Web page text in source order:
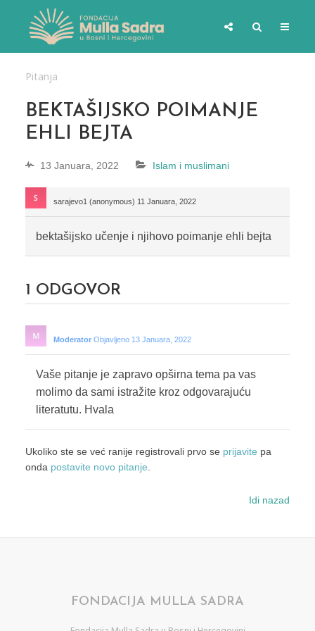
Pitanja
BEKTAŠIJSKO POIMANJE
EHLI BEJTA
13 Januara, 2022 Islam i muslimani
sarajevo1 (anonymous) 11 Januara, 2022
bektašijsko učenje i njihovo poimanje ehli bejta
1 ODGOVOR
Moderator Objavljeno 13 Januara, 2022
Vaše pitanje je zapravo opširna tema pa vas
molimo da sami istražite kroz odgovarajuću
literatutu. Hvala
Ukoliko ste se već ranije registrovali prvo se prijavite pa
onda postavite novo pitanje.
Idi nazad
FONDACIJA MULLA SADRA